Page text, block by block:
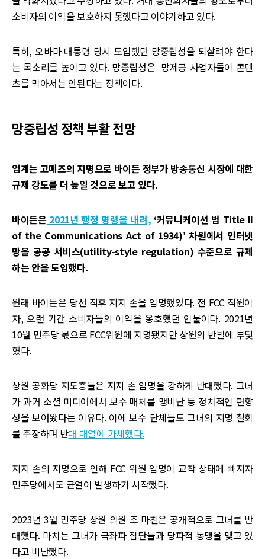
소비자의 이익을 보호하지 못했다고 이야기하고 있다.
특히, 오바마 대통령 당시 도입했던 망중립성을 되살려야 한다
는 목소리를 높이고 있다. 망중립성은 망제공 사업자들이 콘텐
츠를 막아서는 안된다는 정책이다.
망중립성 정책 부활 전망
업계는 고메즈의 지명으로 바이든 정부가 방송통신 시장에 대한
규제 강도를 더 높일 것으로 보고 있다.
바이든은 2021년 행정 명령을 내려, ‘커뮤니케이션 법 Title II
of the Communications Act of 1934)’ 차원에서 인터넷
망을 공공 서비스(utility-style regulation) 수준으로 규제
하는 안을 도입했다.
원래 바이든은 당선 직후 지지 손을 임명했었다. 전 FCC 직원이
자, 오랜 기간 소비자들의 이익을 옹호했던 인물이다. 2021년
10월 민주당 몫으로 FCC위원에 지명됐지만 상원의 반발에 부딫
혔다.
상원 공화당 지도층들은 지지 손 임명을 강하게 반대했다. 그녀
가 과거 소셜 미디어에서 보수 매체를 맹비난 등 정치적인 편향
성을 보여왔다는 이유다. 이에 보수 단체들도 그녀의 지명 철회
를 주장하며 반대 대열에 가세했다.
지지 손의 지명으로 인해 FCC 위원 임명이 교착 상태에 빠지자
민주당에서도 균열이 발생하기 시작했다.
2023년 3월 민주당 상원 의원 조 마친은 공개적으로 그녀를 반
대했다. 마치는 그녀가 극좌파 집단들과 당파적 동맹을 맺고 있
다고 비난했다.